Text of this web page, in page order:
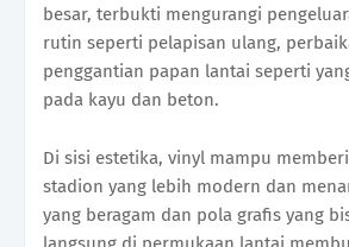
besar, terbukti mengurangi
rutin seperti pelapisan ulang,
penggantian papan lantai seperti
pada kayu dan beton.
Di sisi estetika, vinyl mampu
stadion yang lebih modern dan
yang beragam dan pola grafis yang